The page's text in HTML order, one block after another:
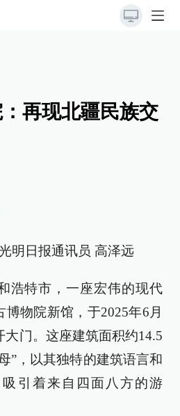
再现北疆民族交
明日报通讯员 高泽远
浩特市，一座宏伟的现代
物院新馆，于2025年6月
大门。这座建筑面积约14.5
”，以其独特的建筑语言和
引着来自四面八方的游